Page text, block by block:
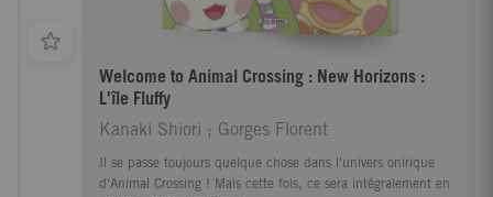
Welcome to Animal Crossing : New Horizons :
L'île Fluffy
Kanaki Shiori ; Gorges Florent
Il se passe toujours quelque chose dans l'univers onirique
d'Animal Crossing ! Mais cette fois, ce sera intégralement en